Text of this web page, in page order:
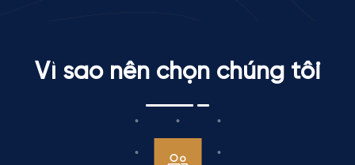
Vì sao nên chọn chúng tôi